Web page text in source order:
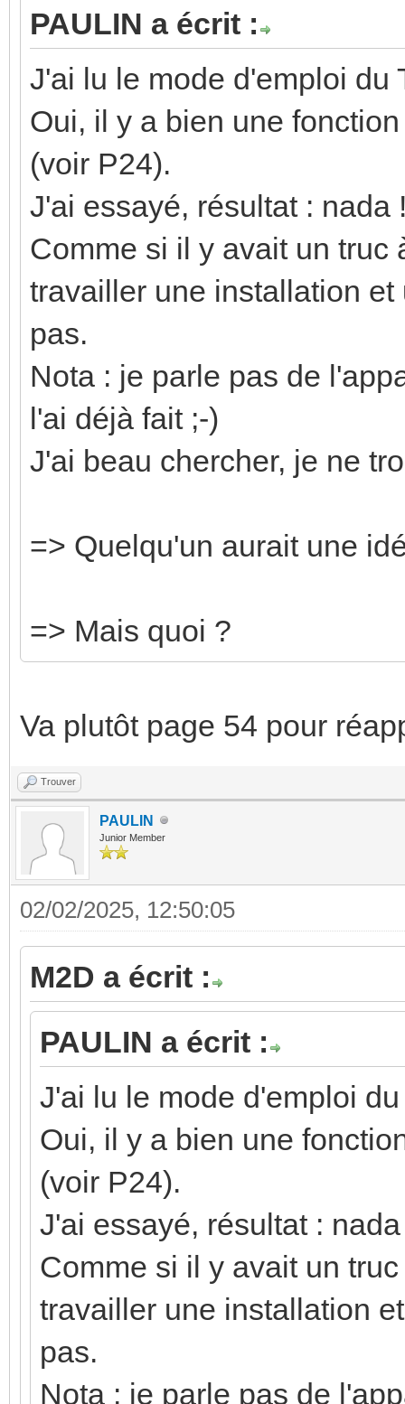
PAULIN a écrit :
J'ai lu le mode d'emploi du
Oui, il y a bien une
(voir P24).
J'ai essayé, résultat : nada
Comme si il y avait un truc
travailler une installation
pas.
Nota : je parle pas de
l'ai déjà fait ;-)
J'ai beau chercher, je ne
=> Quelqu'un aurait une
=> Mais quoi ?
Va plutôt page 54 pour
Trouver
PAULIN
Junior Member
02/02/2025, 12:50:05
M2D a écrit :
PAULIN a écrit :
J'ai lu le mode d'emploi
Oui, il y a bien une
(voir P24).
J'ai essayé, résultat :
Comme si il y avait un
travailler une installation
pas.
Nota : je parle pas de